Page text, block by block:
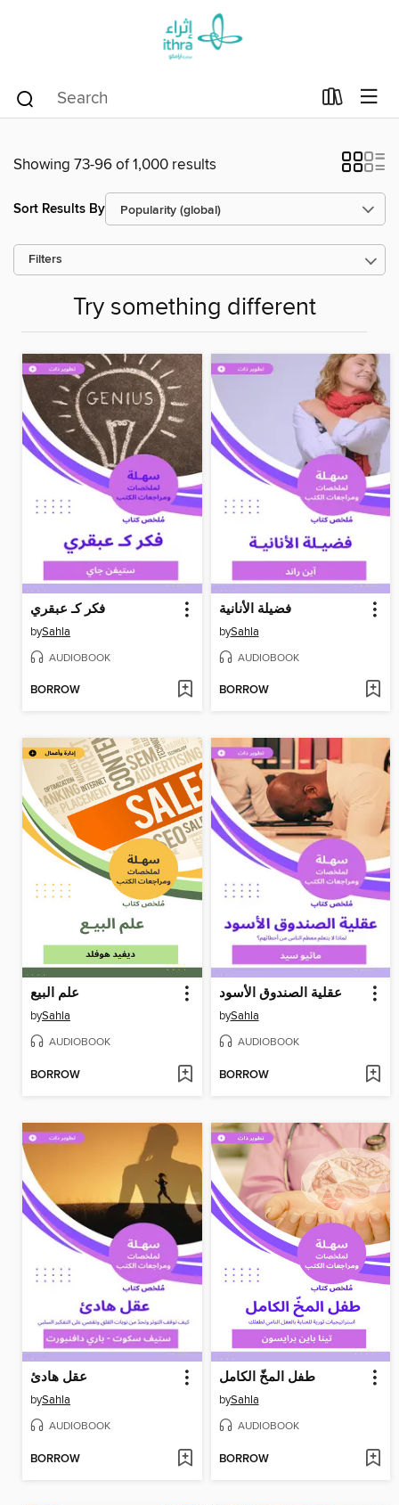
Showing 73-96 of 1,000 results
Sort Results By
Filters
Try something different
فكر كـ عبقري
bySahla
AUDIOBOOK
BORROW
فضيلة الأنانية
bySahla
AUDIOBOOK
BORROW
علم البيع
bySahla
AUDIOBOOK
BORROW
عقلية الصندوق الأسود
bySahla
AUDIOBOOK
BORROW
عقل هادئ
bySahla
AUDIOBOOK
BORROW
طفل المخّ الكامل
bySahla
AUDIOBOOK
BORROW